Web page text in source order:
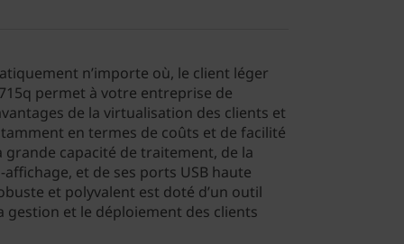
n’importe où, le client léger
permet à votre entreprise de
de la virtualisation des clients et
en termes de coûts et de facilité
grande capacité de traitement, de la
et de ses ports USB haute
et polyvalent est doté d’un outil
et le déploiement des clients